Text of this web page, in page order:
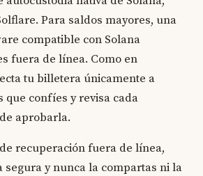
Para saldos mayores, una
compatible con Solana
fuera de línea. Como en
tu billetera únicamente a
que confíes y revisa cada
aprobarla.
recuperación fuera de línea,
y nunca la compartas ni la